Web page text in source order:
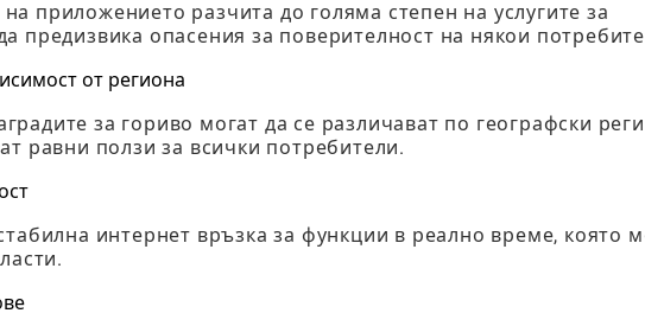
приложението разчита до голяма степен на услугите за
предизвика опасения за поверителност на някои
от региона
за гориво могат да се различават по географски
равни ползи за всички потребители.
интернет връзка за функции в реално време, която